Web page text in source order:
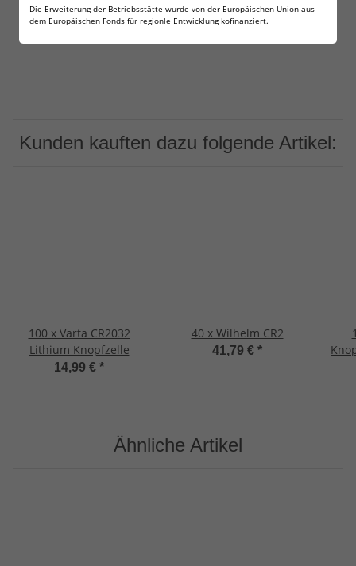
Die Erweiterung der Betriebsstätte wurde von der Europäischen Union aus
dem Europäischen Fonds für regionle Entwicklung kofinanziert.
test@test.de
Kunden kauften dazu folgende Artikel:
100 x Varta CR2032
Lithium Knopfzelle
14,99 € *
40 x Wilhelm CR2
41,79 € *
Ähnliche Artikel